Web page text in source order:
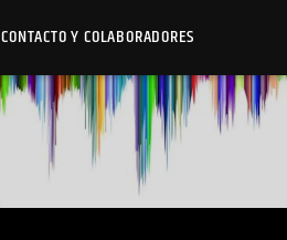
CONTACTO Y COLABORADORES